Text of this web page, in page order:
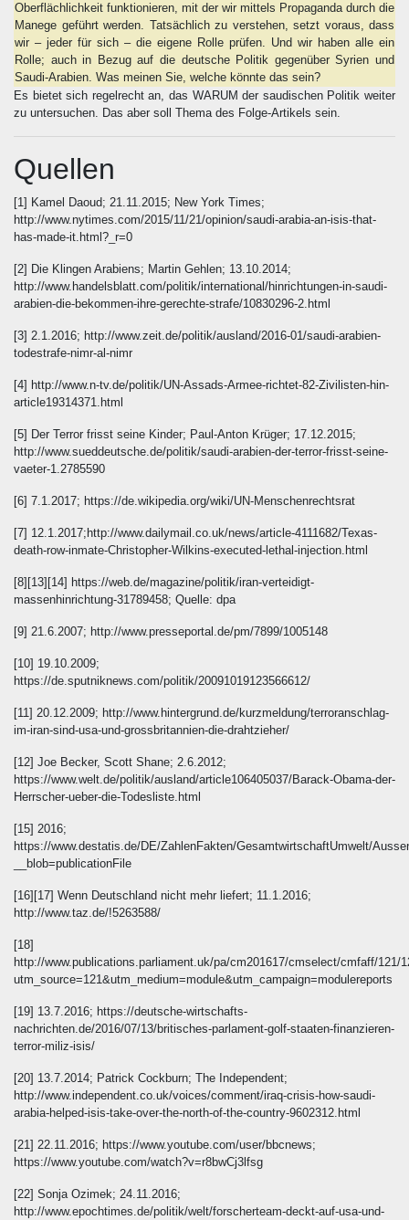
Oberflächlichkeit funktionieren, mit der wir mittels Propaganda durch die
Manege geführt werden. Tatsächlich zu verstehen, setzt voraus, dass
wir – jeder für sich – die eigene Rolle prüfen. Und wir haben alle ein
Rolle; auch in Bezug auf die deutsche Politik gegenüber Syrien und
Saudi-Arabien. Was meinen Sie, welche könnte das sein?
Es bietet sich regelrecht an, das WARUM der saudischen Politik weiter
zu untersuchen. Das aber soll Thema des Folge-Artikels sein.
Quellen
[1] Kamel Daoud; 21.11.2015; New York Times;
http://www.nytimes.com/2015/11/21/opinion/saudi-arabia-an-isis-that-
has-made-it.html?_r=0
[2] Die Klingen Arabiens; Martin Gehlen; 13.10.2014;
http://www.handelsblatt.com/politik/international/hinrichtungen-in-saudi-
arabien-die-bekommen-ihre-gerechte-strafe/10830296-2.html
[3] 2.1.2016; http://www.zeit.de/politik/ausland/2016-01/saudi-arabien-
todestrafe-nimr-al-nimr
[4] http://www.n-tv.de/politik/UN-Assads-Armee-richtet-82-Zivilisten-hin-
article19314371.html
[5] Der Terror frisst seine Kinder; Paul-Anton Krüger; 17.12.2015;
http://www.sueddeutsche.de/politik/saudi-arabien-der-terror-frisst-seine-
vaeter-1.2785590
[6] 7.1.2017; https://de.wikipedia.org/wiki/UN-Menschenrechtsrat
[7] 12.1.2017;http://www.dailymail.co.uk/news/article-4111682/Texas-
death-row-inmate-Christopher-Wilkins-executed-lethal-injection.html
[8][13][14] https://web.de/magazine/politik/iran-verteidigt-
massenhinrichtung-31789458; Quelle: dpa
[9] 21.6.2007; http://www.presseportal.de/pm/7899/1005148
[10] 19.10.2009;
https://de.sputniknews.com/politik/20091019123566612/
[11] 20.12.2009; http://www.hintergrund.de/kurzmeldung/terroranschlag-
im-iran-sind-usa-und-grossbritannien-die-drahtzieher/
[12] Joe Becker, Scott Shane; 2.6.2012;
https://www.welt.de/politik/ausland/article106405037/Barack-Obama-der-
Herrscher-ueber-die-Todesliste.html
[15] 2016;
https://www.destatis.de/DE/ZahlenFakten/GesamtwirtschaftUmwelt/
__blob=publicationFile
[16][17] Wenn Deutschland nicht mehr liefert; 11.1.2016;
http://www.taz.de/!5263588/
[18]
http://www.publications.parliament.uk/pa/cm201617/cmselect/cmfaff/121/
utm_source=121&utm_medium=module&utm_campaign=modulereports
[19] 13.7.2016; https://deutsche-wirtschafts-
nachrichten.de/2016/07/13/britisches-parlament-golf-staaten-finanzieren-
terror-miliz-isis/
[20] 13.7.2014; Patrick Cockburn; The Independent;
http://www.independent.co.uk/voices/comment/iraq-crisis-how-saudi-
arabia-helped-isis-take-over-the-north-of-the-country-9602312.html
[21] 22.11.2016; https://www.youtube.com/user/bbcnews;
https://www.youtube.com/watch?v=r8bwCj3lfsg
[22] Sonja Ozimek; 24.11.2016;
http://www.epochtimes.de/politik/welt/forscherteam-deckt-auf-usa-und-